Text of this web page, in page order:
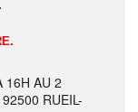
16H AU 2
RUEIL-